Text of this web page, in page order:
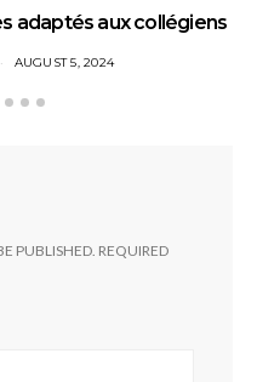
adaptés aux collégiens
AUGUST 5, 2024
PUBLISHED. REQUIRED